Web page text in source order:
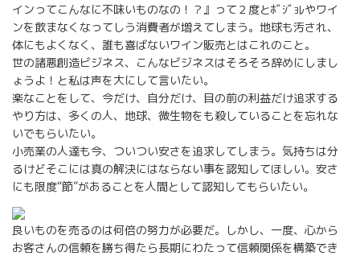
インってこんなに不味いものなの！？』って２度とﾎﾞｼﾞｮﾚやワイ
ンを飲まなくなってしう消費者が増えてしまう。地球も汚され、
体にもよくなく、誰も喜ばないワイン販売とはこれのこと。
世の諸悪創造ビジネス、こんなビジネスはそろそろ辞めにしまし
ょうよ！と私は声を大にして言いたい。
楽なことをして、今だけ、自分だけ、目の前の利益だけ追求する
やり方は、多くの人、地球、微生物をも殺していることを忘れな
いでもらいたい。
小売業の人達も今、ついつい安さを追求してしまう。気持ちは分
るけどそこには真の解決にはならない事を認知してほしい。安さ
にも限度“節”があることを人間として認知してもらいたい。
良いものを売るのは何倍の努力が必要だ。しかし、一度、心から
お客さんの信頼を勝ち得たら長期にわたって信頼関係を構築でき